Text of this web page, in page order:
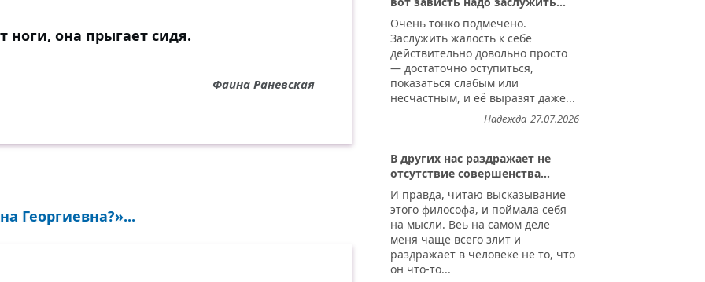
ноги, она прыгает сидя.
Фаина Раневская
Георгиевна?»...
Очень тонко подмечено.
Заслужить жалость к себе
действительно довольно просто
— достаточно оступиться,
показаться слабым или
несчастным, и её выразят даже...
27.07.2026
Надежда
В других нас раздражает не
отсутствие совершенства...
И правда, читаю высказывание
этого философа, и поймала себя
на мысли. Веь на самом деле
меня чаще всего злит и
раздражает в человеке не то, что
он что-то...